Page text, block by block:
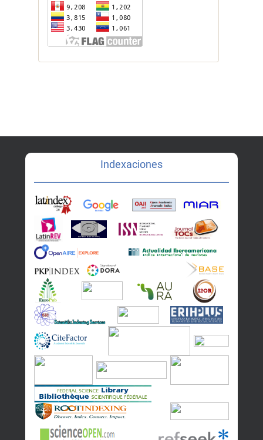
Indexaciones